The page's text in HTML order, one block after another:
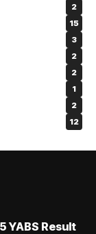
2
15
3
2
2
1
2
12
YABS Result